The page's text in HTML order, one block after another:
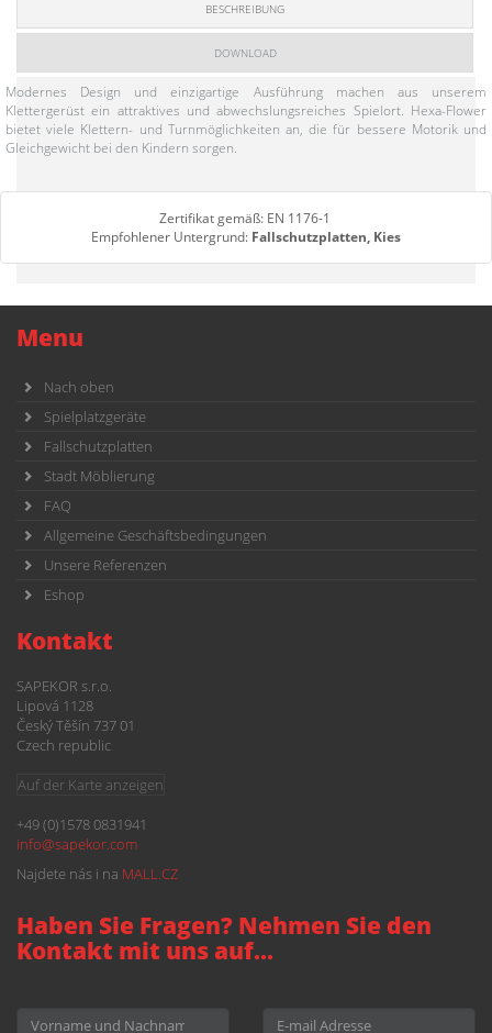
BESCHREIBUNG
DOWNLOAD
Modernes Design und einzigartige Ausführung machen aus unserem
Klettergerüst ein attraktives und abwechslungsreiches Spielort. Hexa-Flower
bietet viele Klettern- und Turnmöglichkeiten an, die für bessere Motorik und
Gleichgewicht bei den Kindern sorgen.
Zertifikat gemäß: EN 1176-1
Empfohlener Untergrund: Fallschutzplatten, Kies
Menu
Nach oben
Spielplatzgeräte
Fallschutzplatten
Stadt Möblierung
FAQ
Allgemeine Geschäftsbedingungen
Unsere Referenzen
Eshop
Kontakt
SAPEKOR s.r.o.
Lipová 1128
Český Těšín 737 01
Czech republic
Auf der Karte anzeigen
+49 (0)1578 0831941
info@sapekor.com
Najdete nás i na MALL.CZ
Haben Sie Fragen? Nehmen Sie den
Kontakt mit uns auf...